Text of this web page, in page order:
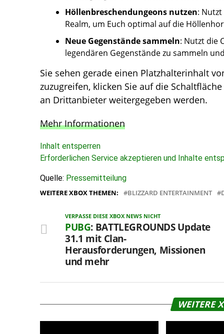
Höllenbreschendungeons nutzen:
Realm, um Euch optimal auf die
Neue Gegenstände sammeln: Nutzt die
legendären Gegenstände zu sammeln
Sie sehen gerade einen Platzhalterinhalt
zuzugreifen, klicken Sie auf die
an Drittanbieter weitergegeben werden.
Mehr Informationen
Inhalt entsperren
Erforderlichen Service akzeptieren und Inhalte
Quelle: Pressemitteilung
WEITERE XBOX THEMEN: BLIZZARD ENTERTAINMENT
VERPASSE DIESE XBOX NEWS NICHT
PUBG: BATTLEGROUNDS Update
31.1 mit Clan-
Herausforderungen, Missionen
und mehr
WEITERE